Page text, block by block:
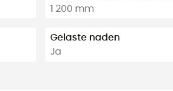
1 200 mm
Gelaste naden
Ja